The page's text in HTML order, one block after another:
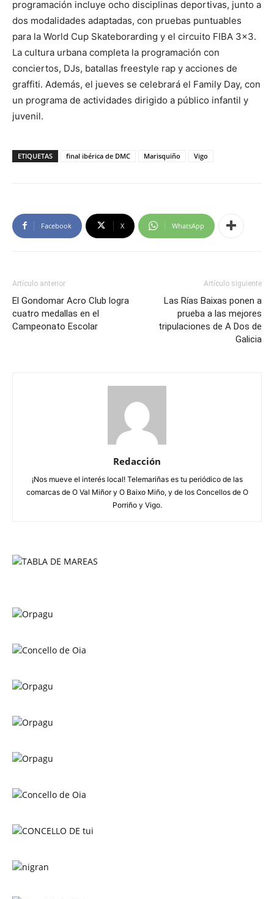
programación incluye ocho disciplinas deportivas, junto a
dos modalidades adaptadas, con pruebas puntuables
para la World Cup Skateborarding y el circuito FIBA 3×3.
La cultura urbana completa la programación con
conciertos, DJs, batallas freestyle rap y acciones de
graffiti. Además, el jueves se celebrará el Family Day, con
un programa de actividades dirigido a público infantil y
juvenil.
ETIQUETAS final ibérica de DMC Marisquiño Vigo
Facebook X WhatsApp
Artículo anterior
El Gondomar Acro Club logra
cuatro medallas en el
Campeonato Escolar
Artículo siguiente
Las Rías Baixas ponen a
prueba a las mejores
tripulaciones de A Dos de
Galicia
Redacción
¡Nos mueve el interés local! Telemariñas es tu periódico de las
comarcas de O Val Miñor y O Baixo Miño, y de los Concellos de O
Porriño y Vigo.